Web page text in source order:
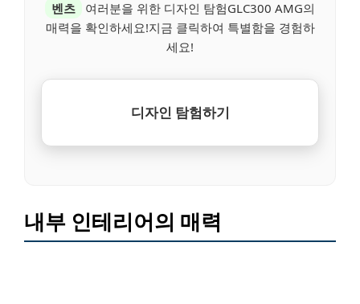
벤츠
여러분을 위한 디자인 탐험GLC300 AMG의
매력을 확인하세요!지금 클릭하여 특별함을 경험하
세요!
디자인 탐험하기
내부 인테리어의 매력